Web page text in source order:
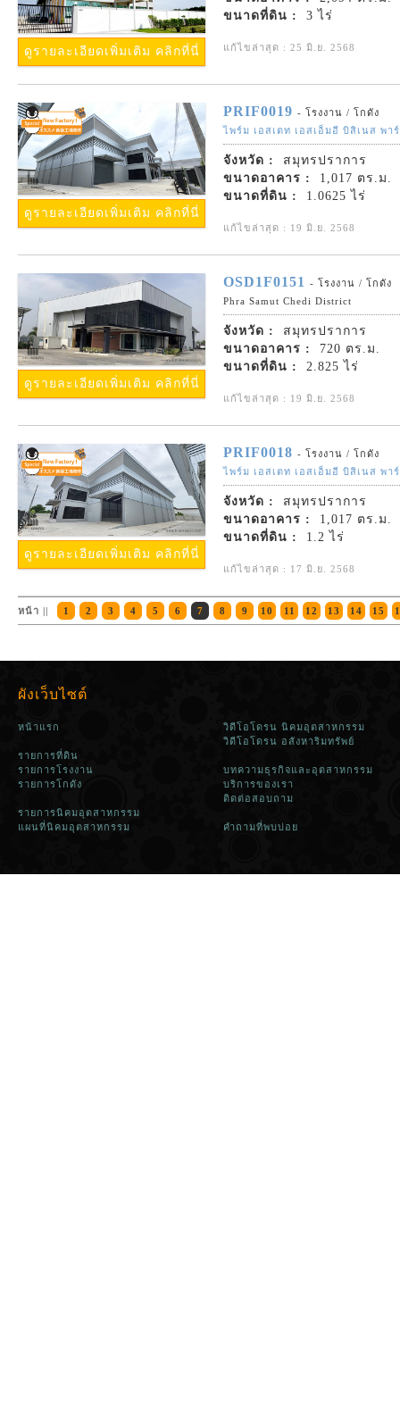
ดูรายละเอียดเพิ่มเติม คลิกที่นี่
ขนาดที่ดิน :
3 ไร่
แก้ไขล่าสุด : 25 มิ.ย. 2568
ดูรายละเอียดเพิ่มเติม คลิกที่นี่
PRIF0019 - โรงงาน / โกดัง
ไพร์ม เอสเตท เอสเอ็มอี บิสิเนส พา
จังหวัด :
สมุทรปราการ
ขนาดอาคาร :
1,017 ตร.ม.
ขนาดที่ดิน :
1.0625 ไร่
แก้ไขล่าสุด : 19 มิ.ย. 2568
ดูรายละเอียดเพิ่มเติม คลิกที่นี่
OSD1F0151
- โรงงาน / โกดัง
Phra Samut Chedi District
จังหวัด :
สมุทรปราการ
ขนาดอาคาร :
720 ตร.ม.
ขนาดที่ดิน :
2.825 ไร่
แก้ไขล่าสุด : 19 มิ.ย. 2568
ดูรายละเอียดเพิ่มเติม คลิกที่นี่
PRIF0018 - โรงงาน / โกดัง
ไพร์ม เอสเตท เอสเอ็มอี บิสิเนส พา
จังหวัด :
สมุทรปราการ
ขนาดอาคาร :
1,017 ตร.ม.
ขนาดที่ดิน :
1.2 ไร่
แก้ไขล่าสุด : 17 มิ.ย. 2568
หน้า || 1 2 3 4 5 6 7 8 9 10 11 12 13 14 15
ผังเว็บไซต์
หน้าแรก
รายการที่ดิน
รายการโรงงาน
รายการโกดัง
รายการนิคมอุตสาหกรรม
แผนที่นิคมอุตสาหกรรม
วิดีโอโดรน นิคมอุตสาหกรรม
วิดีโอโดรน อสังหาริมทรัพย์
บทความธุรกิจและอุตสาหกรรม
บริการของเรา
ติดต่อสอบถาม
คำถามที่พบบ่อย